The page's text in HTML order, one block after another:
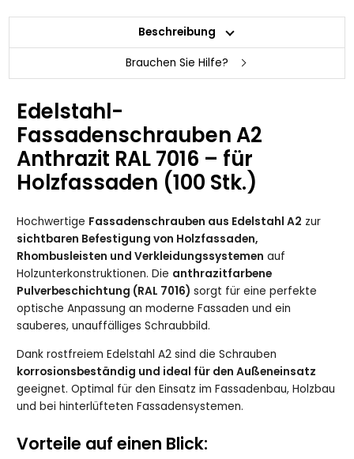
Beschreibung
Brauchen Sie Hilfe?
Edelstahl-
Fassadenschrauben A2
Anthrazit RAL 7016 – für
Holzfassaden (100 Stk.)
Hochwertige Fassadenschrauben aus Edelstahl A2 zur
sichtbaren Befestigung von Holzfassaden,
Rhombusleisten und Verkleidungssystemen auf
Holzunterkonstruktionen. Die anthrazitfarbene
Pulverbeschichtung (RAL 7016) sorgt für eine perfekte
optische Anpassung an moderne Fassaden und ein
sauberes, unauffälliges Schraubbild.
Dank rostfreiem Edelstahl A2 sind die Schrauben
korrosionsbeständig und ideal für den Außeneinsatz
geeignet. Optimal für den Einsatz im Fassadenbau, Holzbau
und bei hinterlüfteten Fassadensystemen.
Vorteile auf einen Blick: